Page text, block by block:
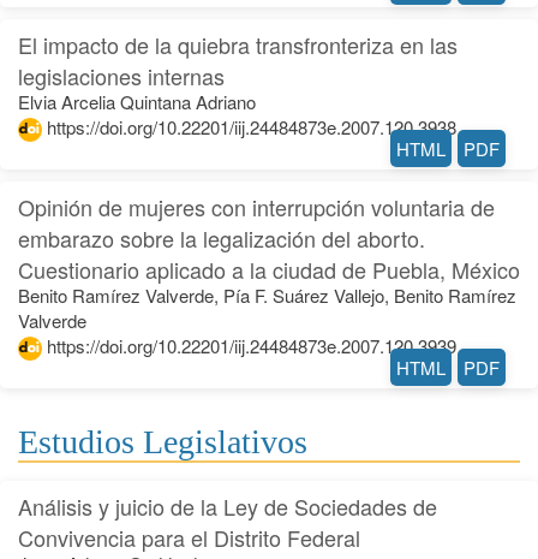
El impacto de la quiebra transfronteriza en las
legislaciones internas
Elvia Arcelia Quintana Adriano
https://doi.org/10.22201/iij.24484873e.2007.120.3938
PDF
HTML
Opinión de mujeres con interrupción voluntaria de
embarazo sobre la legalización del aborto.
Cuestionario aplicado a la ciudad de Puebla, México
Benito Ramírez Valverde, Pía F. Suárez Vallejo, Benito Ramírez
Valverde
https://doi.org/10.22201/iij.24484873e.2007.120.3939
PDF
HTML
Estudios Legislativos
Análisis y juicio de la Ley de Sociedades de
Convivencia para el Distrito Federal